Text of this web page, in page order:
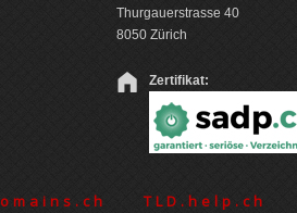
Thurgauerstrasse 40
8050 Zürich
Zertifikat:
TLD.help.ch